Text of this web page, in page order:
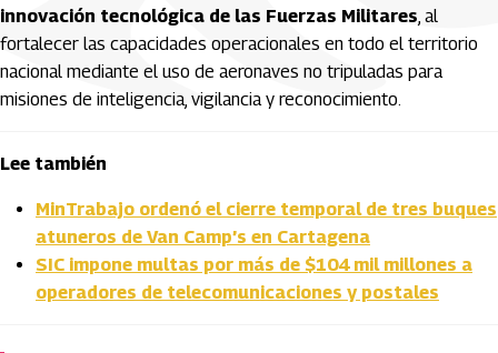
innovación tecnológica de las Fuerzas Militares, al
fortalecer las capacidades operacionales en todo el territorio
nacional mediante el uso de aeronaves no tripuladas para
misiones de inteligencia, vigilancia y reconocimiento.
Lee también
MinTrabajo ordenó el cierre temporal de tres buques
atuneros de Van Camp’s en Cartagena
SIC impone multas por más de $104 mil millones a
operadores de telecomunicaciones y postales